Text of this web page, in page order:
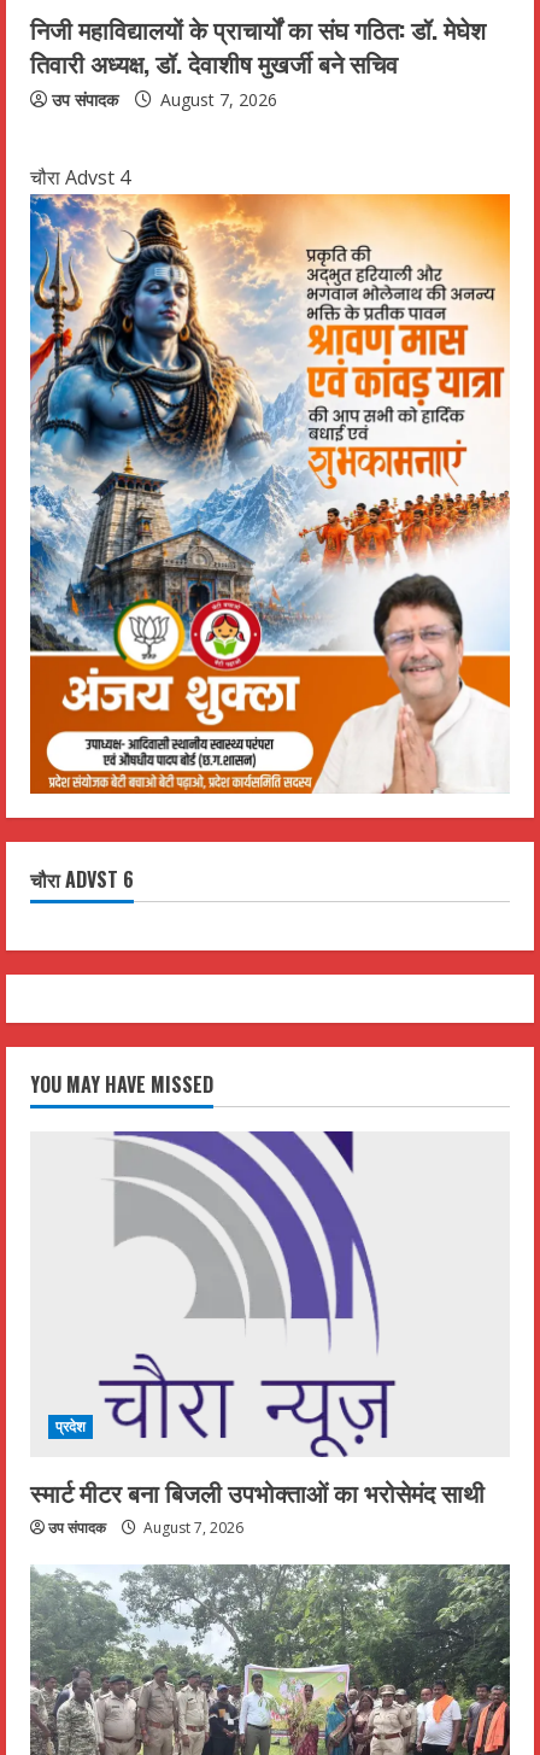
निजी महाविद्यालयों के प्राचार्यों का संघ गठित: डॉ. मेघेश
तिवारी अध्यक्ष, डॉ. देवाशीष मुखर्जी बने सचिव
उप संपादक August 7, 2026
चौरा Advst 4
चौरा ADVST 6
YOU MAY HAVE MISSED
प्रदेश
स्मार्ट मीटर बना बिजली उपभोक्ताओं का भरोसेमंद साथी
उप संपादक August 7, 2026